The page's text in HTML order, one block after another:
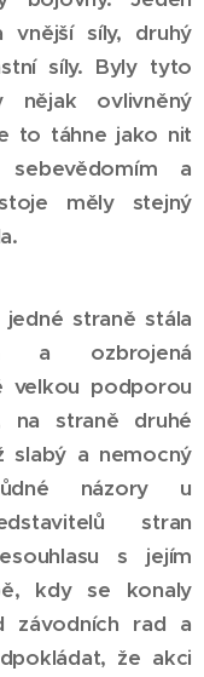
vnější síly, druhý
síly. Byly tyto
nějak ovlivněný
to táhne jako nit
a
měly stejný
straně stála
a ozbrojená
velkou podporou
na straně druhé
slabý a nemocný
názory u
stran
s jejím
kdy se konaly
závodních rad a
že akci